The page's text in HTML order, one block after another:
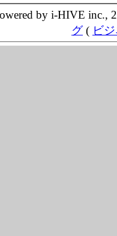
by i-HIVE inc.,
グ( ビ